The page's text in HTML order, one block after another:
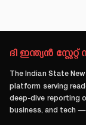
ദി ഇന്ത്യൻ
The Indian State
platform serving
deep-dive reporting
business, and tech